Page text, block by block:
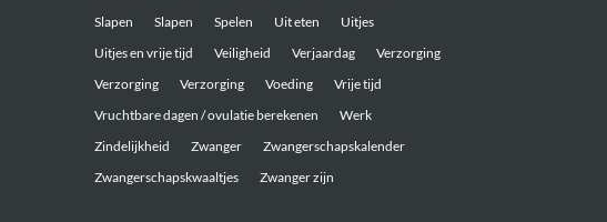
Slapen
Slapen Spelen Uit eten
Uitjes
Uitjes en vrije tijd
Veiligheid Verjaardag
Verzorging
Verzorging
Verzorging Voeding
Vrije tijd
Vruchtbare dagen / ovulatie berekenen
Werk
Zindelijkheid
Zwanger
Zwangerschapskalender
Zwangerschapskwaaltjes
Zwanger zijn